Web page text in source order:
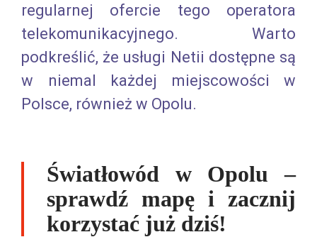
regularnej ofercie tego operatora
telekomunikacyjnego. Warto
podkreślić, że usługi Netii dostępne są
w niemal każdej miejscowości w
Polsce, również w Opolu.
Światłowód w Opolu –
sprawdź mapę i zacznij
korzystać już dziś!